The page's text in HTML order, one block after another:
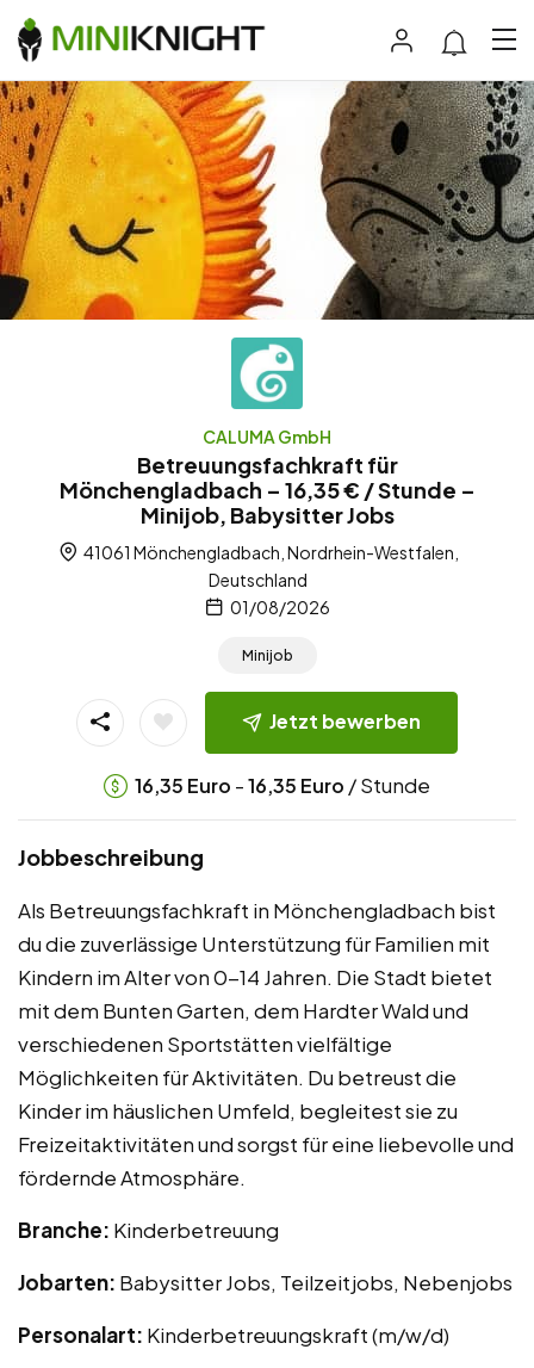
CALUMA GmbH
Betreuungsfachkraft für
Mönchengladbach – 16,35 € / Stunde –
Minijob, Babysitter Jobs
41061 Mönchengladbach, Nordrhein-Westfalen,
Deutschland
01/08/2026
Minijob
Jetzt bewerben
16,35 Euro -16,35 Euro / Stunde
Jobbeschreibung
Als Betreuungsfachkraft in Mönchengladbach bist
du die zuverlässige Unterstützung für Familien mit
Kindern im Alter von 0-14 Jahren. Die Stadt bietet
mit dem Bunten Garten, dem Hardter Wald und
verschiedenen Sportstätten vielfältige
Möglichkeiten für Aktivitäten. Du betreust die
Kinder im häuslichen Umfeld, begleitest sie zu
Freizeitaktivitäten und sorgst für eine liebevolle und
fördernde Atmosphäre.
Branche: Kinderbetreuung
Jobarten: Babysitter Jobs, Teilzeitjobs, Nebenjobs
Personalart: Kinderbetreuungskraft (m/w/d)